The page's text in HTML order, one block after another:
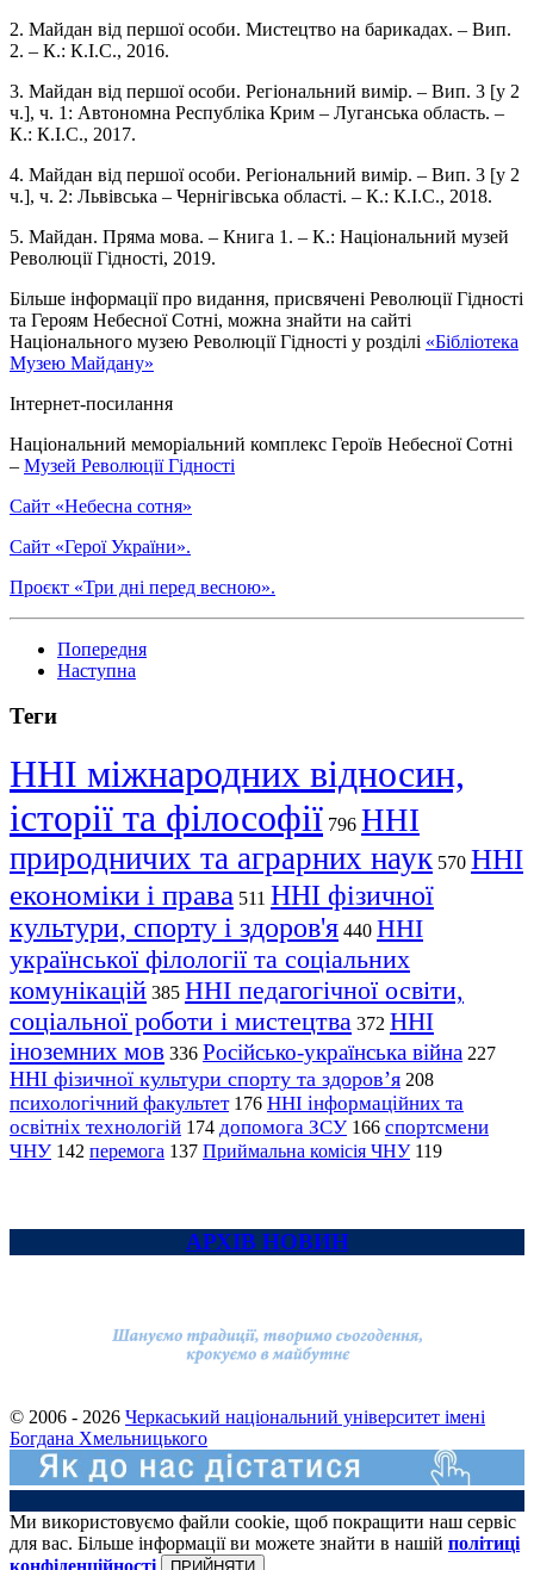
2. Майдан від першої особи. Мистецтво на барикадах. – Вип.
2. – К.: К.І.С., 2016.
3. Майдан від першої особи. Регіональний вимір. – Вип. 3 [у 2
ч.], ч. 1: Автономна Республіка Крим – Луганська область. –
К.: К.І.С., 2017.
4. Майдан від першої особи. Регіональний вимір. – Вип. 3 [у 2
ч.], ч. 2: Львівська – Чернігівська області. – К.: К.І.С., 2018.
5. Майдан. Пряма мова. – Книга 1. – К.: Національний музей
Революції Гідності, 2019.
Більше інформації про видання, присвячені Революції Гідності
та Героям Небесної Сотні, можна знайти на сайті
Національного музею Революції Гідності у розділі «Бібліотека
Музею Майдану»
Інтернет-посилання
Національний меморіальний комплекс Героїв Небесної Сотні
– Музей Революції Гідності
Сайт «Небесна сотня»
Сайт «Герої України».
Проєкт «Три дні перед весною».
Попередня
Наступна
Теги
ННІ міжнародних відносин,
історії та філософії 796 ННІ
природничих та аграрних наук 570 ННІ
економіки і права 511 ННІ фізичної
культури, спорту і здоров'я 440 ННІ
української філології та соціальних
комунікацій 385 ННІ педагогічної освіти,
соціальної роботи і мистецтва 372 ННІ
іноземних мов 336 Російсько-українська війна 227
ННІ фізичної культури спорту та здоров’я 208
психологічний факультет 176 ННІ інформаційних та
освітніх технологій 174 допомога ЗСУ 166 спортсмени
ЧНУ 142 перемога 137 Приймальна комісія ЧНУ 119
АРХІВ НОВИН
© 2006 - 2026 Черкаський національний університет імені
Богдана Хмельницького
Ми використовуємо файли cookie, щоб покращити наш сервіс
для вас. Більше інформації ви можете знайти в нашій політиці